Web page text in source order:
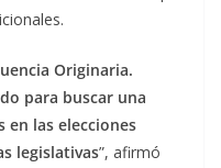
Originaria.
para buscar una
las elecciones
legislativas”, afirmó